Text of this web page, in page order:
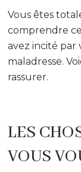
Vous êtes
comprendre ce
avez incité
maladresse.
rassurer.
LES
VOUS